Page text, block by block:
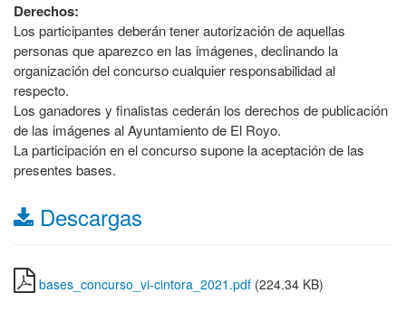
Derechos:
Los participantes deberán tener autorización de aquellas
personas que aparezco en las imágenes, declinando la
organización del concurso cualquier responsabilidad al
respecto.
Los ganadores y finalistas cederán los derechos de publicación
de las imágenes al Ayuntamiento de El Royo.
La participación en el concurso supone la aceptación de las
presentes bases.
Descargas
bases_concurso_vi-cintora_2021.pdf (224.34 KB)